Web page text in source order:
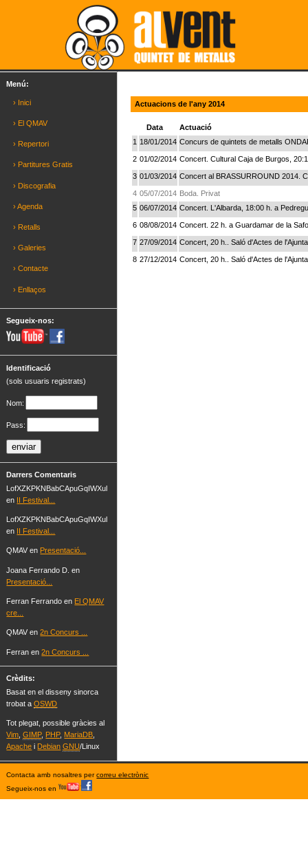
Menú:
› Inici
› El QMAV
› Repertori
› Partitures Gratis
› Discografia
› Agenda
› Retalls
› Galeries
› Contacte
› Enllaços
Segueix-nos:
Identificació
(sols usuaris registrats)
Nom:
Pass:
Darrers Comentaris
LofXZKPKNBabCApuGqIWXul
en II Festival...
LofXZKPKNBabCApuGqIWXul
en II Festival...
QMAV en Presentació...
Joana Ferrando D. en
Presentació...
Ferran Ferrando en El QMAV
cre...
QMAV en2n Concurs ...
Ferran en2n Concurs ...
Crèdits:
Basat en el disseny sinorca
trobat aOSWD
Tot plegat, possible gràcies al
Vim ,GIMP, PHP, MariaDB
Apache i Debian GNU/Linux
Actuacions de l'any 2014
Data
Actuació
1 18/01/2014 Concurs de quintets de metalls
2 01/02/2014 Concert. Cultural Caja de Burgos,
3 01/03/2014 Concert al BRASSURROUND 2014.
4 05/07/2014 Boda. Privat
5 06/07/2014 Concert. L'Albarda, 18:00 h. a
6 08/08/2014 Concert. 22 h. a Guardamar de la
7 27/09/2014 Concert, 20 h.. Saló d'Actes de
8 27/12/2014 Concert, 20 h.. Saló d'Actes de
Contacta amb nosaltres percorreu electrònic
Segueix-nos en